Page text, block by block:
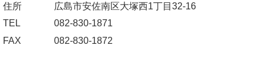
住所
広島市安佐南区大塚西1丁目32-16
TEL
082-830-1871
FAX
082-830-1872